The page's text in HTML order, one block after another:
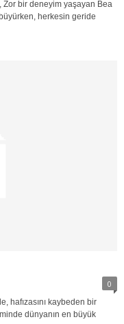
Zor bir deneyim yaşayan Bea
herkesin geride
0
hafızasını kaybeden bir
dünyanın en büyük